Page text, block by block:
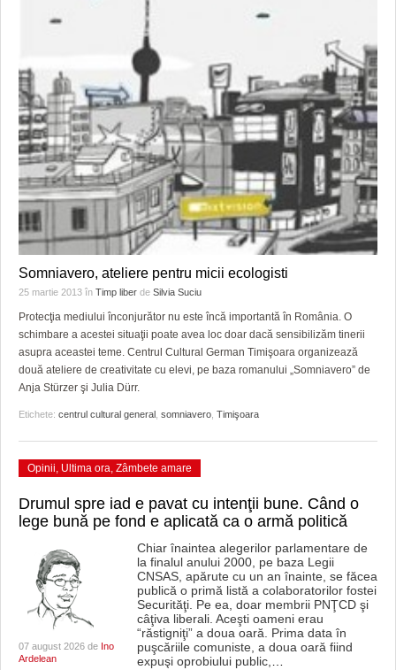
GRĂDINA TAICII DOMNULUI
ZIARISTU’ DE TERASĂ
CU OIŞTEA-N KIERKEGAARD
FINANŢĂRI DE LA A LA Z
PE SURSE
CRONICĂ DE FILM
FILME DOCUMENTARE
CLIPURI VIDEO
JOCURI ONLINE
ACCIDENTE
INFO SI UTILE
CULTURA
INVATAMANT
JUSTITIE
FILME DOCUMENTARE
CLIPURI VIDEO
JOCURI ONLINE
DIVERSE
FARMACII DIN TIMIŞOARA
LICEE, ŞCOLI ŞI GRĂDINIŢE DIN TIMIŞ
PRIMĂRIILE DIN TIMIŞ
SFATUL MEDICULUI
SFATURI JURIDICE
Somniavero, ateliere pentru micii ecologisti
25 martie 2013 în Timp liber de Silvia Suciu
Protecţia mediului înconjurător nu este încă importantă în România. O
schimbare a acestei situaţii poate avea loc doar dacă sensibilizăm tinerii
asupra aceastei teme. Centrul Cultural German Timişoara organizează
două ateliere de creativitate cu elevi, pe baza romanului „Somniavero” de
Anja Stürzer şi Julia Dürr.
Etichete: centrul cultural general somniavero Timişoara
Opinii, Ultima ora, Zâmbete amare
Drumul spre iad e pavat cu intenţii bune. Când o
lege bună pe fond e aplicată ca o armă politică
07 august 2026 de Ino
Ardelean
Chiar înaintea alegerilor parlamentare de
la finalul anului 2000, pe baza Legii
CNSAS, apărute cu un an înainte, se făcea
publică o primă listă a colaboratorilor fostei
Securităţi. Pe ea, doar membrii PNŢCD şi
câţiva liberali. Aceşti oameni erau
“răstigniţi” a doua oară. Prima data în
puşcăriile comuniste, a doua oară fiind
expuşi oprobiului public,